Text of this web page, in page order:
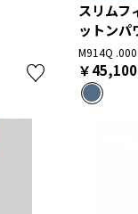
スリムフ
ットンパ
M914Q
￥45,100